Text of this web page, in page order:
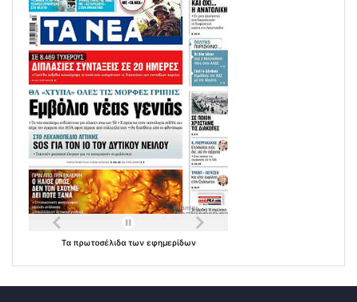
Τα πρωτοσέλιδα των εφημερίδων